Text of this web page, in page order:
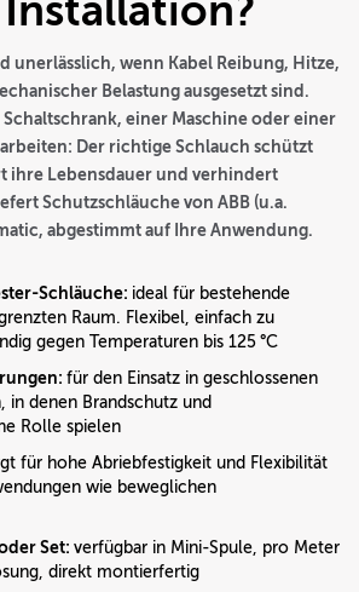
unerlässlich, wenn Kabel Reibung, Hitze,
Belastung ausgesetzt sind.
Schaltschrank, einer Maschine oder einer
Der richtige Schlauch schützt
ihre Lebensdauer und verhindert
Schutzschläuche von ABB (u.a.
abgestimmt auf Ihre Anwendung.
Schläuche: ideal für bestehende
Raum. Flexibel, einfach zu
gegen Temperaturen bis 125 °C
für den Einsatz in geschlossenen
in denen Brandschutz und
Rolle spielen
für hohe Abriebfestigkeit und Flexibilität
wie beweglichen
Set: verfügbar in Mini-Spule, pro Meter
direkt montierfertig